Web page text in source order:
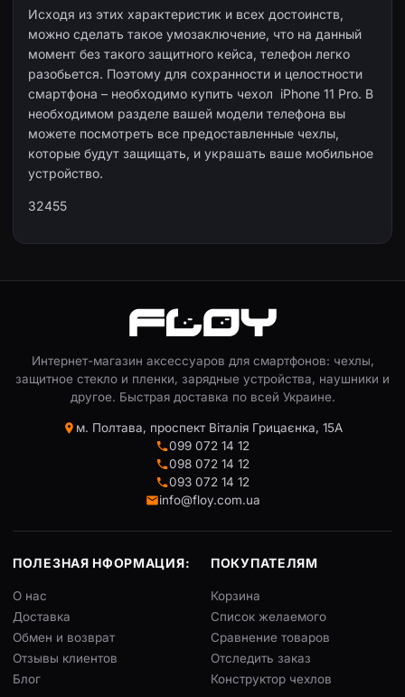
Исходя из этих характеристик и всех достоинств,
можно сделать такое умозаключение, что на данный
момент без такого защитного кейса, телефон легко
разобьется. Поэтому для сохранности и целостности
смартфона – необходимо купить чехол iPhone 11 Pro. В
необходимом разделе вашей модели телефона вы
можете посмотреть все предоставленные чехлы,
которые будут защищать, и украшать ваше мобильное
устройство.
32455
Интернет-магазин аксессуаров для смартфонов: чехлы,
защитное стекло и пленки, зарядные устройства, наушники и
другое. Быстрая доставка по всей Украине.
м. Полтава, проспект Віталія Грицаєнка, 15А
099 072 14 12
098 072 14 12
093 072 14 12
info@floy.com.ua
ПОЛЕЗНАЯ НФОРМАЦИЯ:
О нас
Доставка
Обмен и возврат
Отзывы клиентов
Блог
ПОКУПАТЕЛЯМ
Корзина
Список желаемого
Сравнение товаров
Отследить заказ
Конструктор чехлов